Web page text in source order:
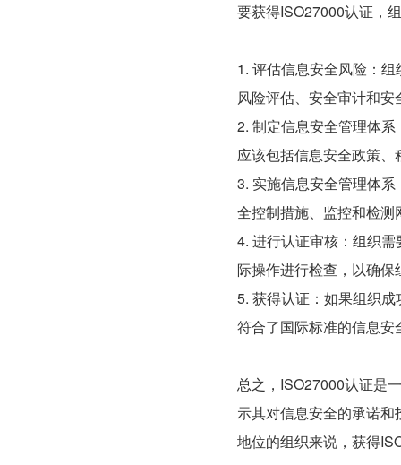
要获得ISO27000认证，
1. 评估信息安全风险：
风险评估、安全审计和
2. 制定信息安全管理体
应该包括信息安全政策
3. 实施信息安全管理体
全控制措施、监控和检
4. 进行认证审核：组织
际操作进行检查，以确
5. 获得认证：如果组织
符合了国际标准的信息安
总之，ISO27000认证是
示其对信息安全的承诺
地位的组织来说，获得